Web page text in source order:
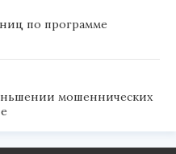
по программе
мошеннических